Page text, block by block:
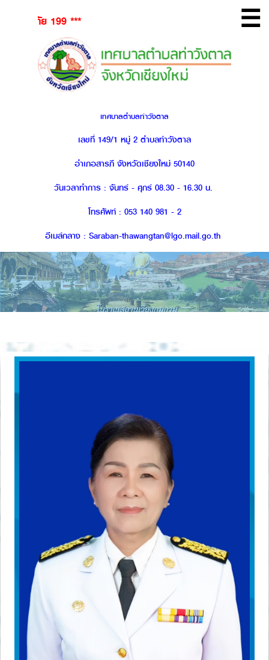
☰
เทศบาลตำบลท่าวังตาล
เลขที่ 149/1 หมู่ 2 ตำบลท่าวังตาล
อำเภอสารภี จังหวัดเชียงใหม่ 50140
วันเวลาทำการ : จันทร์ - ศุกร์ 08.30 - 16.30 น.
โทรศัพท์ : 053 140 981 - 2
อีเมล์กลาง : Saraban-thawangtan@lgo.mail.go.th